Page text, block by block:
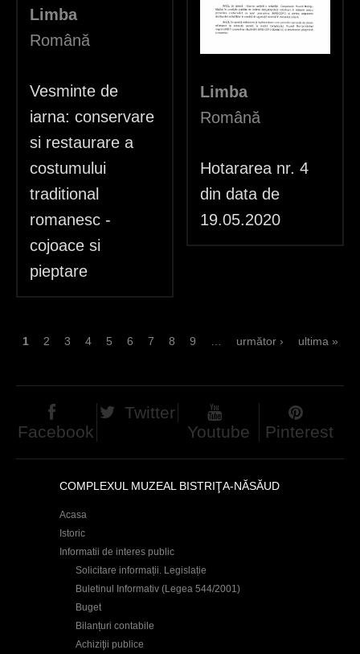
Limba
Română
Vesminte de
iarna: conservare
si restaurare a
costumului
traditional
romanesc -
cojoace si
pieptare
Limba
Română
Hotararea nr. 4
din data de
19.05.2020
P
i
1 2 3 4 5 6 7 8 9 … următor › ultima »
Facebook
Twitter
Youtube
Pinterest
COMPLEXUL MUZEAL BISTRIŢA-NĂSĂUD
Acasa
Istoric
Informatii de interes public
Solicitare informații. Legislație
Buletinul Informativ (Legea 544/2001)
Buget
Bilanțuri contabile
Achiziţii publice